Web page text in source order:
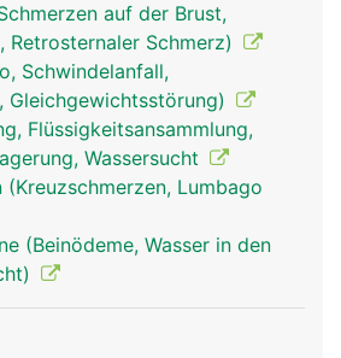
auf der Brust,
Retrosternaler Schmerz)
Schwindelanfall,
Gleichgewichtsstörung)
Flüssigkeitsansammlung,
Wassersucht
(Kreuzschmerzen, Lumbago
(Beinödeme, Wasser in den